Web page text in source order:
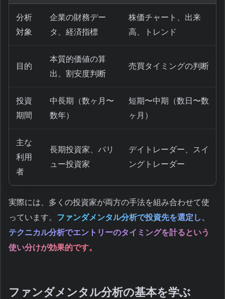
分析
対象
企業の財務デー
タ、経済指標
株価チャート、出来
高、トレンド
目的
本質的価値の算
出、割安度判断
売買タイミングの判断
投資
期間
中長期（数ヶ月〜
数年）
短期〜中期（数日〜数
ヶ月）
主な
利用
者
長期投資家、バリ
ュー投資家
デイトレーダー、スイ
ングトレーダー
実際には、多くの投資家が両方の手法を組み合わせて使
っています。 ファンダメンタル分析で投資先を選定し、
テクニカル分析でエントリーのタイミングを計るという
使い分けが効果的です。
ファンダメンタル分析の基本を学ぶ